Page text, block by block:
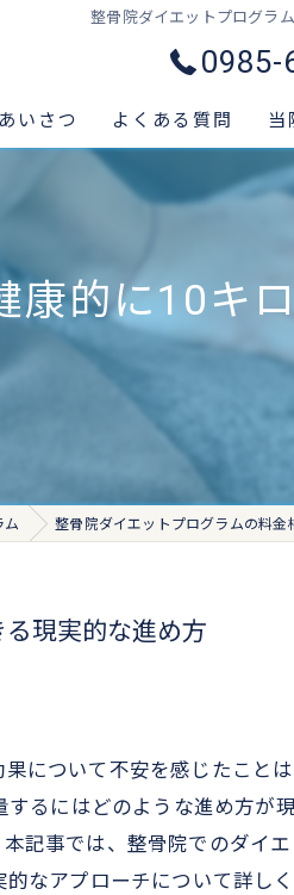
整骨院ダイエットプログラ
0985-
いさつ よくある質問 当
肩
的に10キ
ム 整骨院ダイエットプログラムの料
現実的な進め方
について不安を感じたこと
るにはどのような進め方が
記事では、整骨院でのダイ
なアプローチについて詳し